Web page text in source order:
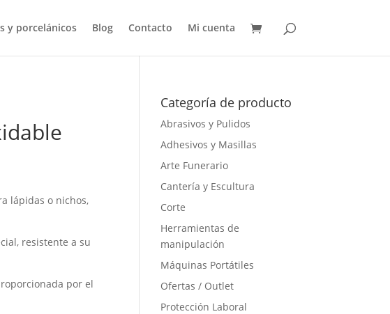
y porcelánicos Blog Contacto Mi cuenta
€
€
lápidas o nichos,
resistente a su
por el
Categoría de producto
Abrasivos y Pulidos
Adhesivos y Masillas
Arte Funerario
Cantería y Escultura
Corte
Herramientas de
manipulación
Máquinas Portátiles
Ofertas / Outlet
Protección Laboral